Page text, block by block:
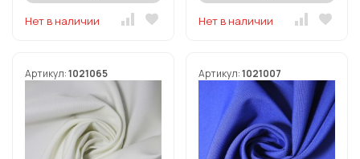
Нет в наличии Нет в наличии
Артикул:1021065 Артикул:1021007